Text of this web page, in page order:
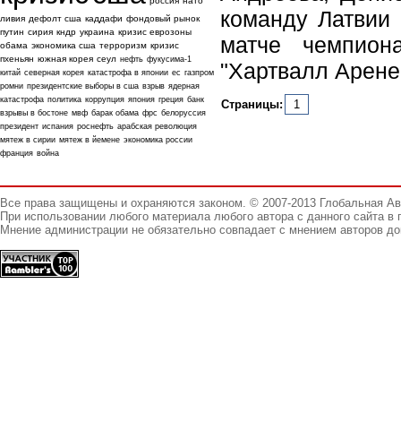
команду
матче
"Хартвалл
Страницы: 1
ливия дефолт сша каддафи фондовый рынок
путин сирия кндр украина кризис еврозоны
обама экономика сша терроризм кризис
пхеньян южная корея сеул нефть фукусима-1
китай северная корея катастрофа в японии ес газпром
ромни президентские выборы в сша взрыв ядерная
катастрофа политика коррупция япония греция банк
взрывы в бостоне мвф барак обама фрс белоруссия
президент испания роснефть арабская революция
мятеж в сирии мятеж в йемене экономика россии
франция война
Все права защищены и охраняются законом. © 2007-2013 Глобальная
При использовании любого материала любого автора с данного сайта
Мнение администрации не обязательно совпадает с мнением авторов